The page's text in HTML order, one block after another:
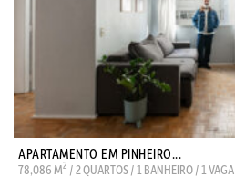
APARTAMENTO EM PINHEIRO...
78,086 M2 / 2 QUARTOS / 1 BANHEIRO / 1 VAGA